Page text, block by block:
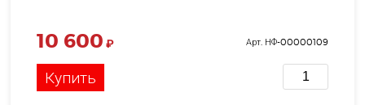
10 600 ₽ Арт. НФ-00000109
Купить